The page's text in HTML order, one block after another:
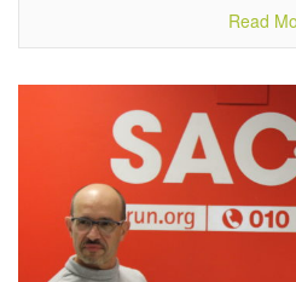
Read